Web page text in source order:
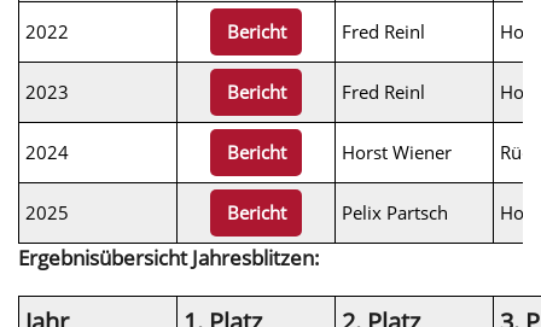
2022 Bericht Fred Reinl
2023 Bericht Fred Reinl
2024 Bericht Horst Wiener
2025 Bericht Pelix Partsch
Ergebnisübersicht Jahresblitzen: